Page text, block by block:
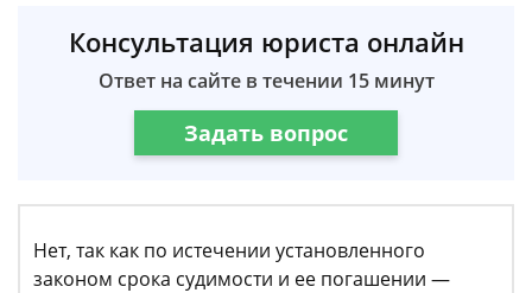
Консультация юриста онлайн
Ответ на сайте в течении 15 минут
Задать вопрос
Нет, так как по истечении установленного
законом срока судимости и ее погашении —